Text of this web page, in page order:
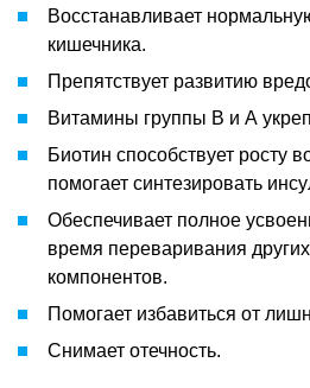
Восстанавливает
кишечника.
Препятствует развитию
Витамины группы В и А
Биотин способствует росту
помогает синтезировать
Обеспечивает полное
время переваривания
компонентов.
Помогает избавиться от
Снимает отечность.